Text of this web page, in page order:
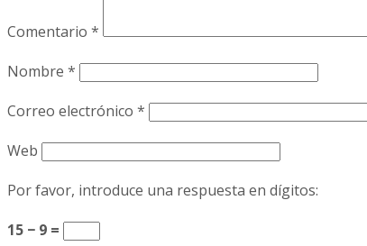
Comentario *
Nombre *
Correo electrónico *
Web
Por favor, introduce una respuesta en dígitos:
15 − 9 =